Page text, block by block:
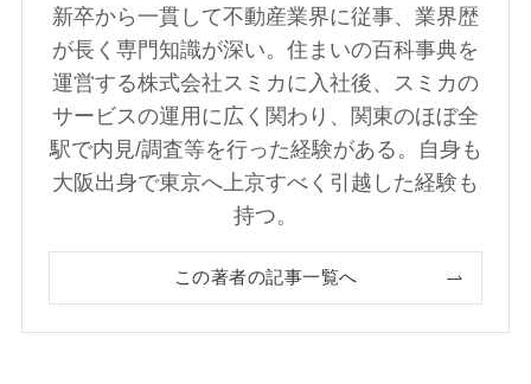
新卒から一貫して不動産業界に従事、業界歴
が長く専門知識が深い。住まいの百科事典を
運営する株式会社スミカに入社後、スミカの
サービスの運用に広く関わり、関東のほぼ全
駅で内見/調査等を行った経験がある。自身も
大阪出身で東京へ上京すべく引越した経験も
持つ。
この著者の記事一覧へ